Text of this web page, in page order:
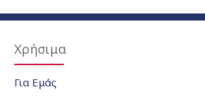
Χρήσιμα
Για Εμάς